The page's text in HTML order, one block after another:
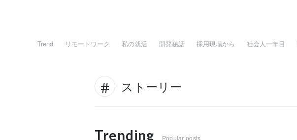
Trend リモートワーク 私の就活 開発秘話 採用現場から 社会人一年目
ストーリー
Trending Popular posts